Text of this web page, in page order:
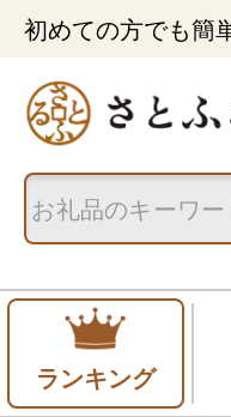
初めての方でも簡
ランキング